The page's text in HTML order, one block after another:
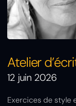
Atelier
12 juin 2026
Exercices de style